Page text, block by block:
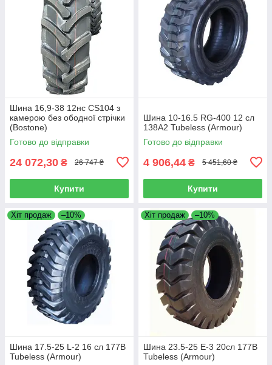
Шина 16,9-38 12нс CS104 з
камерою без ободної стрічки
(Bostone)
Готово до відправки
24 072,30 ₴ 26 747 ₴
Купити
Шина 10-16.5 RG-400 12 сл
138A2 Tubeless (Armour)
Готово до відправки
4 906,44 ₴ 5 451,60 ₴
Купити
Хіт продаж –10%
Шина 17.5-25 L-2 16 сл 177B
Tubeless (Armour)
Хіт продаж –10%
Шина 23.5-25 E-3 20сл 177B
Tubeless (Armour)